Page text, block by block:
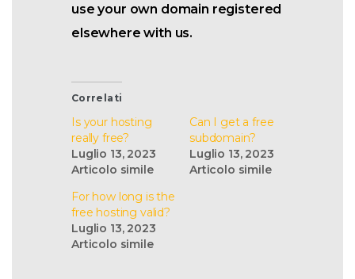
use your own domain registered
elsewhere with us.
Correlati
Is your hosting
really free?
Luglio 13, 2023
Articolo simile
Can I get a free
subdomain?
Luglio 13, 2023
Articolo simile
For how long is the
free hosting valid?
Luglio 13, 2023
Articolo simile